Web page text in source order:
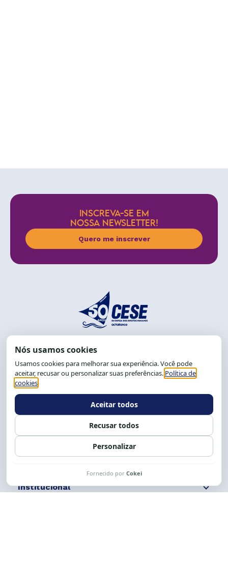
INSCREVA-SE EM
NOSSA NEWSLETTER!
Quero me inscrever
End.: R. da Graça, 150. Graça
CEP: 40.150-055
Salvador-BA, Brasil.
Tel.: (71) 2104-5457, Cel.: (71) 9 9239-2104 ou 2105
Expediente: 8h às 12h e 13 às 17h.
Siga nossas redes Fale conosco
Institucional